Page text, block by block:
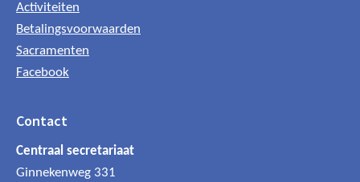
Activiteiten
Betalingsvoorwaarden
Sacramenten
Facebook
Contact
Centraal secretariaat
Ginnekenweg 331